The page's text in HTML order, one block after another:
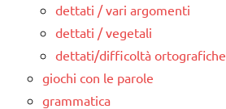
dettati / vari argomenti
dettati / vegetali
dettati/difficoltà ortografiche
giochi con le parole
grammatica